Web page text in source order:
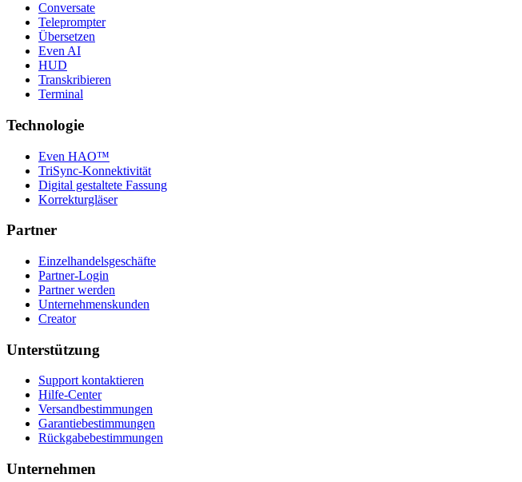
Conversate
Teleprompter
Übersetzen
Even AI
HUD
Transkribieren
Terminal
Technologie
Even HAO™
TriSync-Konnektivität
Digital gestaltete Fassung
Korrekturgläser
Partner
Einzelhandelsgeschäfte
Partner-Login
Partner werden
Unternehmenskunden
Creator
Unterstützung
Support kontaktieren
Hilfe-Center
Versandbestimmungen
Garantiebestimmungen
Rückgabebestimmungen
Unternehmen